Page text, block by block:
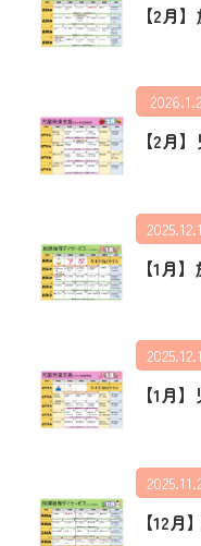
【2月
【2月
【1月
【1月
【12